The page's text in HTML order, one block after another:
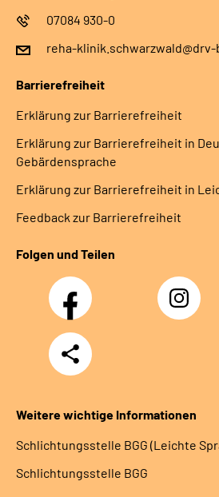
07084 930-0
reha-klinik.schwarzwald@drv-
Barrierefreiheit
Erklärung zur Barrierefreiheit
Erklärung zur Barrierefreiheit in
Gebärdensprache
Erklärung zur Barrierefreiheit in
Feedback zur Barrierefreiheit
Folgen und Teilen
Facebook Instagram
Teilen
Weitere wichtige Informationen
Schlich­tungs­stel­le BGG (Leichte
Schlich­tungs­stel­le BGG